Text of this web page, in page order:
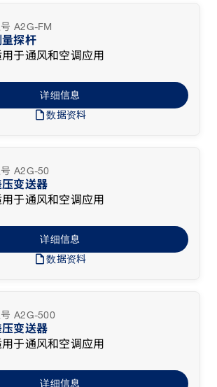
A2G-FM
量探杆
于通风和空调应用
draft数据资料
详细信息
A2G-50
变送器
于通风和空调应用
draft数据资料
详细信息
A2G-500
变送器
于通风和空调应用
详细信息